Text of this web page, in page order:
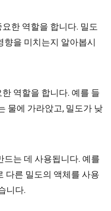
한 역할을 합니다. 밀도
향을 미치는지 알아봅시
역할을 합니다. 예를 들
물에 가라앉고, 밀도가 낮
드는 데 사용됩니다. 예를
다른 밀도의 액체를 사용
니다.